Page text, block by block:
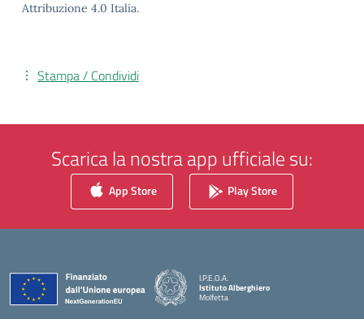
Attribuzione 4.0 Italia.
Stampa / Condividi
Scarica la nostra app ufficiale su:
App Store Play Store
I.P.E.O.A.
Istituto Alberghiero
Molfetta